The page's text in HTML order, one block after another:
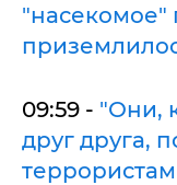
09:59 - "Они,
друг друга,